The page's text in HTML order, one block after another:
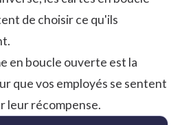
de choisir ce qu'ils
en boucle ouverte est la
que vos employés se sentent
leur récompense.